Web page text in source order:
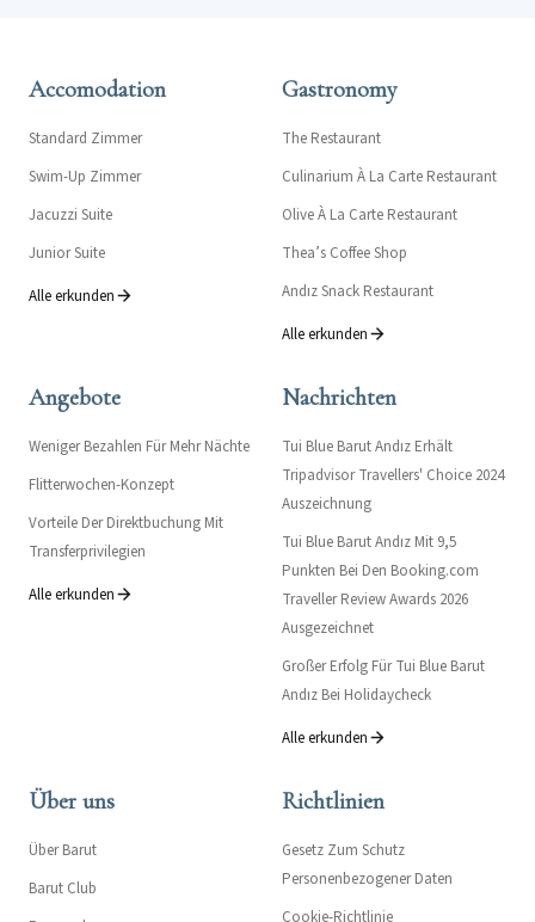
Accomodation
Standard Zimmer
Swim-Up Zimmer
Jacuzzi Suite
Junior Suite
Alle erkunden
Gastronomy
The Restaurant
Culinarium À La Carte Restaurant
Olive À La Carte Restaurant
Thea’s Coffee Shop
Andız Snack Restaurant
Alle erkunden
Angebote
Weniger Bezahlen Für Mehr Nächte
Flitterwochen-Konzept
Vorteile Der Direktbuchung Mit
Transferprivilegien
Alle erkunden
Nachrichten
Tui Blue Barut Andız Erhält
Tripadvisor Travellers' Choice 2024
Auszeichnung
Tui Blue Barut Andız Mit 9,5
Punkten Bei Den Booking.com
Traveller Review Awards 2026
Ausgezeichnet
Großer Erfolg Für Tui Blue Barut
Andız Bei Holidaycheck
Alle erkunden
Über uns
Über Barut
Barut Club
Richtlinien
Gesetz Zum Schutz
Personenbezogener Daten
Cookie-Richtlinie